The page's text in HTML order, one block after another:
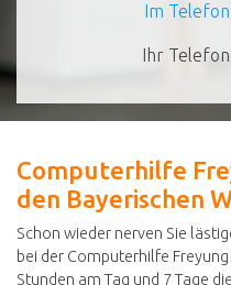
Im
Ihr
Computerhilfe
den Bayerischen
Schon wieder nerven Sie
bei der Computerhilfe
Stunden am Tag und 7 Tage